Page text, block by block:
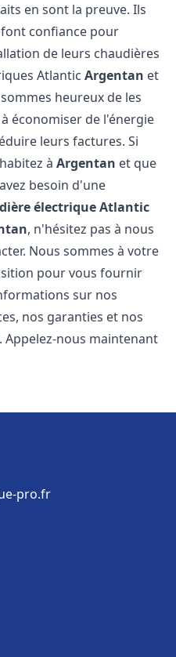
en sont la preuve. Ils
confiance pour
de leurs chaudières
AtlanticArgentan et
heureux de les
économiser de l'énergie
leurs factures. Si
àArgentan et que
besoin d'une
électrique Atlantic
, n'hésitez pas à nous
Nous sommes à votre
pour vous fournir
sur nos
nos garanties et nos
Appelez-nous maintenant
pro.fr